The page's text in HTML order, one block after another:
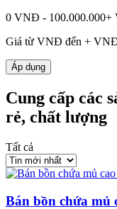
0 VNĐ -
Giá từ VNĐ đến +
Áp dụng
Cung cấp các
rẻ, chất lượng
Tất cả
Bán bồn chứa mủ